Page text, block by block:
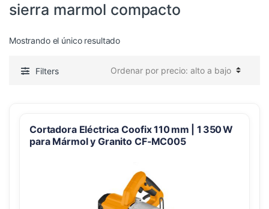
sierra marmol compacto
Mostrando el único resultado
Filters
Cortadora Eléctrica Coofix 110 mm | 1 350 W
para Mármol y Granito CF‑MC005